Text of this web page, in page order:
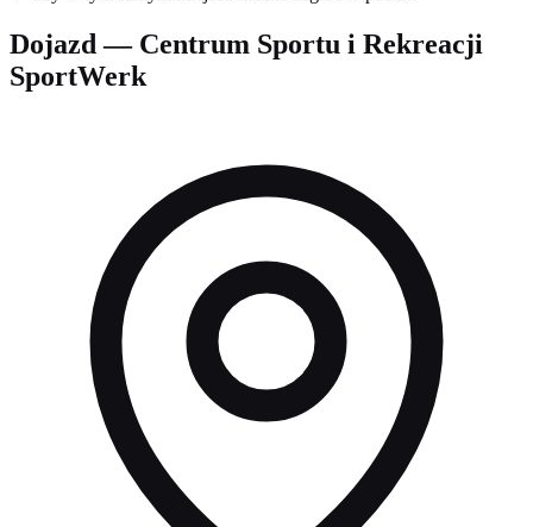
Dojazd — Centrum Sportu i Rekreacji
SportWerk